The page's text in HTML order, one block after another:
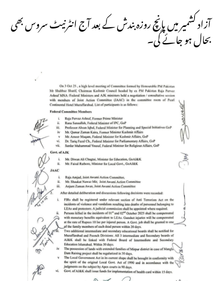
آزاد کشمیر میں پانچ روزہ بندش کے بعد آج انٹرنیٹ سروس بھی
بحال ہو جائے گی۔